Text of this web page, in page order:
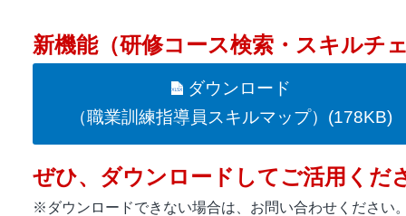
新機能（研修コース検索・スキルチ
ダウンロード
（職業訓練指導員スキルマップ）(178KB)
ぜひ、ダウンロードしてご活用くだ
※ダウンロードできない場合は、お問い合わせください